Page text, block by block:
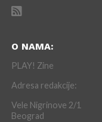
O NAMA:
PLAY! Zine
Adresa redakcije:
Vele Nigrinove 2/1
Beograd